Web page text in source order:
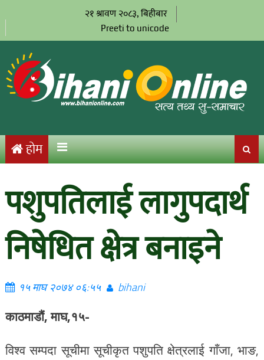
२१ श्रावण २०८३, बिहीबार
Preeti to unicode
होम
पशुपतिलाई लागुपदार्थ
निषेधित क्षेत्र बनाइने
१५ माघ २०७४ ०६:५५ bihani
काठमाडौं, माघ,१५-
विश्व सम्पदा सूचीमा सूचीकृत पशुपति क्षेत्रलाई गाँजा, भाङ,